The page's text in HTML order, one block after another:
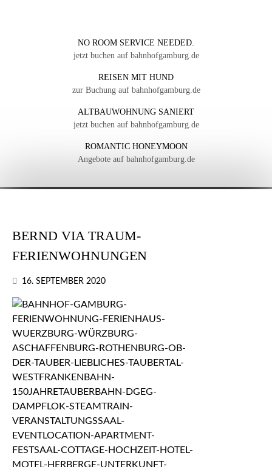
NO ROOM SERVICE NEEDED.
jetzt buchen auf bahnhofgamburg.de
REISEN MIT HUND
zur Buchung auf bahnhofgamburg.de
ALTBAUWOHNUNG SANIERT
jetzt buchen auf bahnhofgamburg.de
ROMANTIC HONEYMOON
Angebote auf bahnhofgamburg.de
BERND VIA TRAUM-
FERIENWOHNUNGEN
16. SEPTEMBER 2020